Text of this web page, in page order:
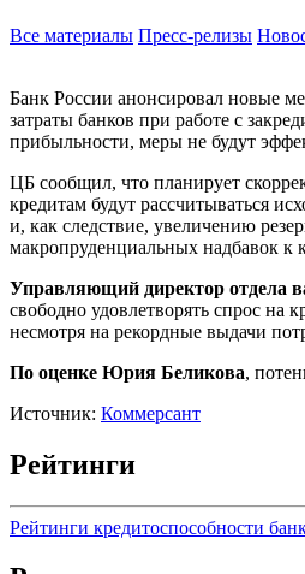
Все материалы Пресс-релизы
Банк России анонсировал новые
затраты банков при работе с
прибыльности, меры не будут
ЦБ сообщил, что планирует
кредитам будут рассчитываться
и, как следствие, увеличению
макропруденциальных надбавок к
Управляющий директор отдела
свободно удовлетворять спрос на
несмотря на рекордные выдачи
По оценке Юрия Беликова,
Источник: Коммерсант
Рейтинги
Рейтинги кредитоспособности